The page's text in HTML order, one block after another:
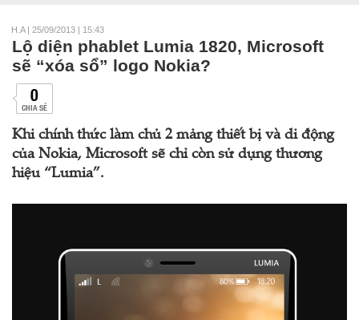
H.A | 25/09/2013 | 15:43
Lộ diện phablet Lumia 1820, Microsoft
sẽ “xóa sổ” logo Nokia?
0
CHIA SẺ
Khi chính thức làm chủ 2 mảng thiết bị và di động
của Nokia, Microsoft sẽ chỉ còn sử dụng thương
hiệu “Lumia”.